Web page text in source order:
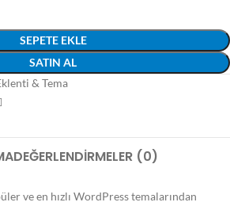
SEPETE EKLE
SATIN AL
& Tema
DEĞERLENDIRMELER (0)
ve en hızlı WordPress temalarından